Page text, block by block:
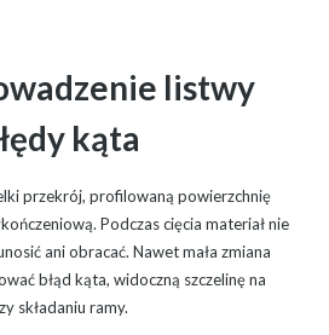
listwy
kąta
przekrój, profilowaną powierzchnię
Podczas cięcia materiał nie
ani obracać. Nawet mała zmiana
błąd kąta, widoczną szczelinę na
składaniu ramy.